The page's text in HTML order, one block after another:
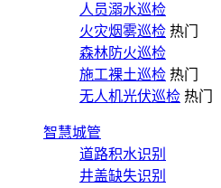
人员溺水巡检
火灾烟雾巡检 热门
森林防火巡检
施工裸土巡检 热门
无人机光伏巡检 热门
智慧城管
道路积水识别
井盖缺失识别